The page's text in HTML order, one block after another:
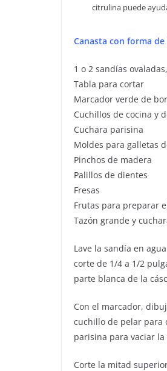
citrulina puede
Canasta con forma
1 o 2 sandías
Tabla para cortar
Marcador verde de
Cuchillos de cocina y
Cuchara parisina
Moldes para galletas
Pinchos de madera
Palillos de dientes
Fresas
Frutas para preparar
Tazón grande y
Lave la sandía en
corte de 1/4 a 1/2
parte blanca de la
Con el marcador,
cuchillo de pelar para
parisina para vaciar
Corte la mitad